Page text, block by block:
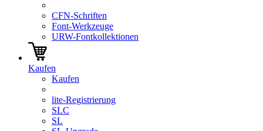
CFN-Schriften
Font-Werkzeuge
URW-Fontkollektionen
Kaufen
Kaufen
lite-Registrierung
SLC
SL